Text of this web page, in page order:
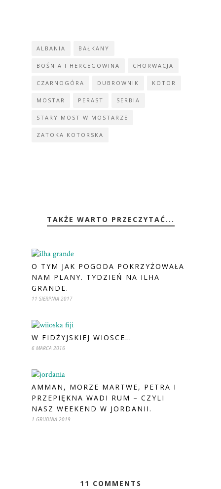
ALBANIA BAŁKANY
BOŚNIA I HERCEGOWINA CHORWACJA
CZARNOGÓRA DUBROWNIK KOTOR
MOSTAR PERAST SERBIA
STARY MOST W MOSTARZE
ZATOKA KOTORSKA
TAKŻE WARTO PRZECZYTAĆ...
O TYM JAK POGODA POKRZYŻOWAŁA
NAM PLANY. TYDZIEŃ NA ILHA
GRANDE.
11 SIERPNIA 2017
W FIDŻYJSKIEJ WIOSCE…
6 MARCA 2016
AMMAN, MORZE MARTWE, PETRA I
PRZEPIĘKNA WADI RUM – CZYLI
NASZ WEEKEND W JORDANII.
1 GRUDNIA 2019
11 COMMENTS